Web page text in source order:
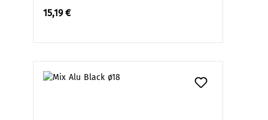
15,19 €